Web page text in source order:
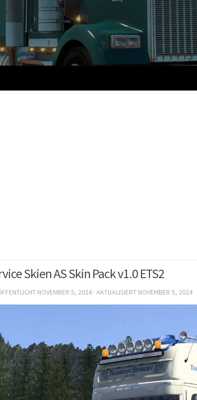
Skien AS Skin Pack v1.0 ETS2
NOVEMBER 5, 2024 · AKTUALISIERT NOVEMBER 5, 2024